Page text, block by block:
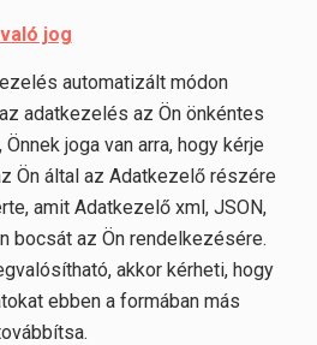
jog
automatizált módon
adatkezelés az Ön önkéntes
joga van arra, hogy kérje
Ön által az Adatkezelő részére
amit Adatkezelő xml, JSON,
bocsát az Ön rendelkezésére.
akkor kérheti, hogy
ebben a formában más